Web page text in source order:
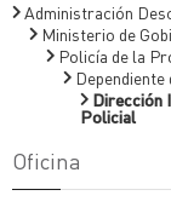
Administración
Ministerio de
Policía de la
Dirección
Policial
Oficina